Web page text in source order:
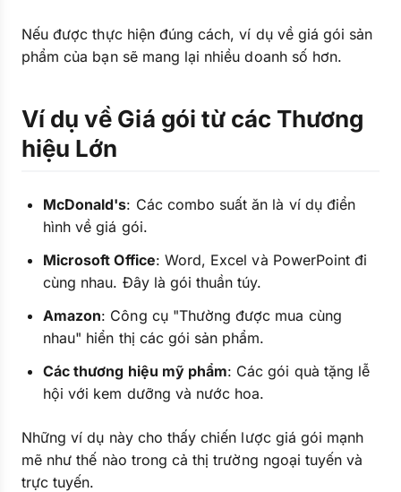
Nếu được thực hiện đúng cách, ví dụ về giá gói sản
phẩm của bạn sẽ mang lại nhiều doanh số hơn.
Ví dụ về Giá gói từ các Thương
hiệu Lớn
McDonald's: Các combo suất ăn là ví dụ điển
hình về giá gói.
Microsoft Office: Word, Excel và PowerPoint đi
cùng nhau. Đây là gói thuần túy.
Amazon: Công cụ "Thường được mua cùng
nhau" hiển thị các gói sản phẩm.
Các thương hiệu mỹ phẩm: Các gói quà tặng lễ
hội với kem dưỡng và nước hoa.
Những ví dụ này cho thấy chiến lược giá gói mạnh
mẽ như thế nào trong cả thị trường ngoại tuyến và
trực tuyến.